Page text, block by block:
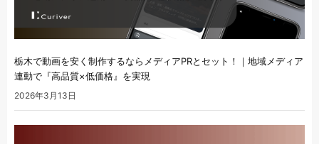
栃木で動画を安く制作するならメディアPRとセット！｜地域メディア
連動で『高品質×低価格』を実現
2026年3月13日